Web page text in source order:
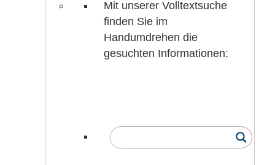
Mit unserer Volltextsuche
finden Sie im
Handumdrehen die
gesuchten Informationen: